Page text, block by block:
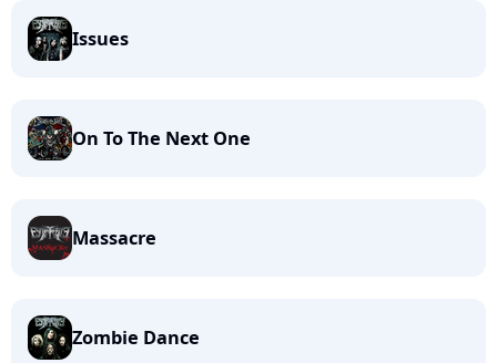
Issues
On To The Next One
Massacre
Zombie Dance